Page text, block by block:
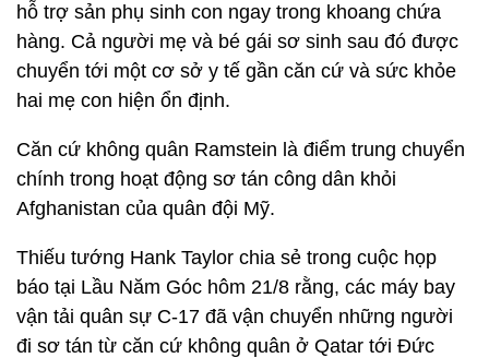
hỗ trợ sản phụ sinh con ngay trong khoang chứa
hàng. Cả người mẹ và bé gái sơ sinh sau đó được
chuyển tới một cơ sở y tế gần căn cứ và sức khỏe
hai mẹ con hiện ổn định.
Căn cứ không quân Ramstein là điểm trung chuyển
chính trong hoạt động sơ tán công dân khỏi
Afghanistan của quân đội Mỹ.
Thiếu tướng Hank Taylor chia sẻ trong cuộc họp
báo tại Lầu Năm Góc hôm 21/8 rằng, các máy bay
vận tải quân sự C-17 đã vận chuyển những người
đi sơ tán từ căn cứ không quân ở Qatar tới Đức